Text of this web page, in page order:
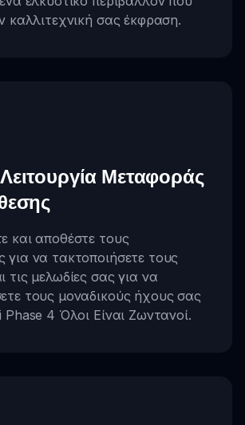
καλλιτεχνική σας έκφραση.
Μεταφοράς
και αποθέστε τους
για να τακτοποιήσετε τους
τις μελωδίες σας για να
τους μοναδικούς ήχους σας
4 Όλοι Είναι Ζωντανοί.